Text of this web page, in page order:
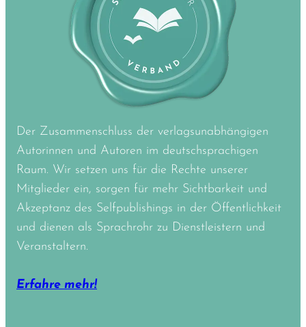
Der Zusammenschluss der verlagsunabhängigen
Autorinnen und Autoren im deutschsprachigen
Raum. Wir setzen uns für die Rechte unserer
Mitglieder ein, sorgen für mehr Sichtbarkeit und
Akzeptanz des Selfpublishings in der Öffentlichkeit
und dienen als Sprachrohr zu Dienstleistern und
Veranstaltern.
Erfahre mehr!